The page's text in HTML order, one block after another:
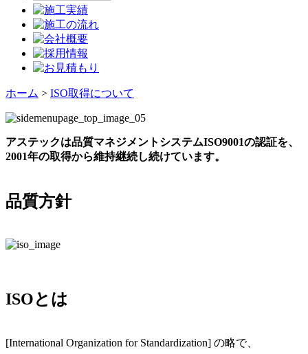
ホーム > ISO取得について
アステックは品質マネジメントシステムISO9001の認証を、
2001年の取得から維持継続し続けています。
品質方針
ISOとは
[International Organization for Standardization] の略で、